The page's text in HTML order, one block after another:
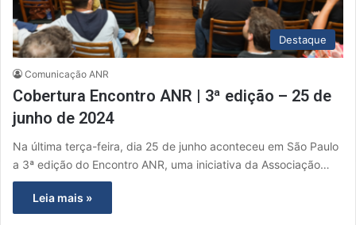
Destaque
Comunicação ANR
Cobertura Encontro ANR | 3ª edição – 25 de
junho de 2024
Na última terça-feira, dia 25 de junho aconteceu em São Paulo
a 3ª edição do Encontro ANR, uma iniciativa da Associação…
Leia mais »